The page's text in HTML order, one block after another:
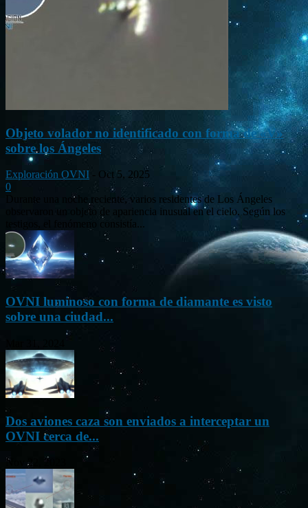
Objeto volador no identificado con forma de «V»
sobre los Ángeles
Exploración OVNI - Oct 5, 2025
0
Durante una noche reciente, varios residentes de Los Ángeles
observaron un objeto de apariencia inusual en el cielo. Según los
testigos, el fenómeno consistía...
OVNI luminoso con forma de diamante es visto
sobre una ciudad...
Dos aviones caza son enviados a interceptar un
OVNI cerca de...
Nov 22, 2023